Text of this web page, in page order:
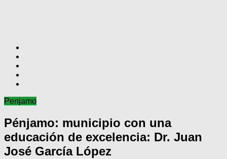
Penjamo
Pénjamo: municipio con una
educación de excelencia: Dr. Juan
José García López